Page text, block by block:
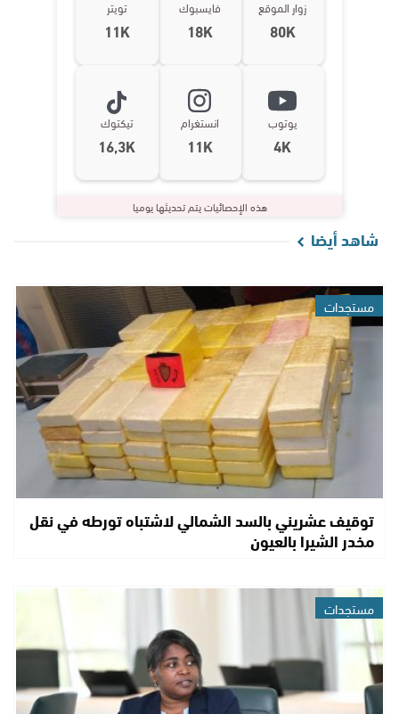
زوار الموقع
80K
فايسبوك
18K
تويتر
11K
يوتوب
4K
انستغرام
11K
تيكتوك
16,3K
هذه الإحصائيات يتم تحديثها يوميا
شاهد أيضا
مستجدات
توقيف عشريني بالسد الشمالي لاشتباه تورطه في نقل
مخدر الشيرا بالعيون
مستجدات